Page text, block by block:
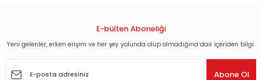
Görüş ve önerileriniz için teşekkür ederiz.
Ürün açıklamasında eksik bilgiler bulunuyor.
E-bülten Aboneliği
Yeni gelenler, erken erişim ve her şey yolunda olup olmadığına dair içeriden bilgi.
Abone Ol